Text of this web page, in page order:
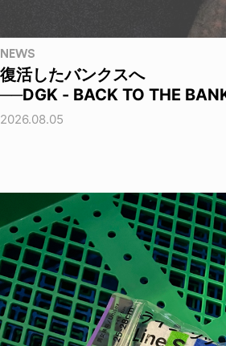
NEWS
復活したバンクスへ
──DGK - BACK TO THE
2026.08.05